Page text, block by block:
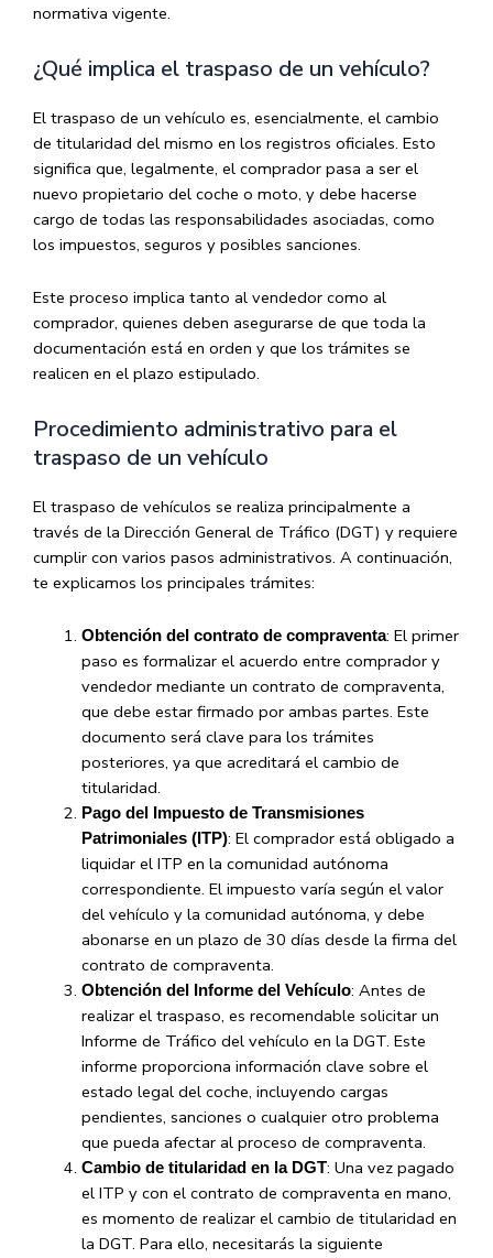
normativa vigente.
¿Qué implica el traspaso de un vehículo?
El traspaso de un vehículo es, esencialmente, el cambio
de titularidad del mismo en los registros oficiales. Esto
significa que, legalmente, el comprador pasa a ser el
nuevo propietario del coche o moto, y debe hacerse
cargo de todas las responsabilidades asociadas, como
los impuestos, seguros y posibles sanciones.
Este proceso implica tanto al vendedor como al
comprador, quienes deben asegurarse de que toda la
documentación está en orden y que los trámites se
realicen en el plazo estipulado.
Procedimiento administrativo para el
traspaso de un vehículo
El traspaso de vehículos se realiza principalmente a
través de la Dirección General de Tráfico (DGT) y requiere
cumplir con varios pasos administrativos. A continuación,
te explicamos los principales trámites:
Obtención del contrato de compraventa: El primer
paso es formalizar el acuerdo entre comprador y
vendedor mediante un contrato de compraventa,
que debe estar firmado por ambas partes. Este
documento será clave para los trámites
posteriores, ya que acreditará el cambio de
titularidad.
Pago del Impuesto de Transmisiones
Patrimoniales (ITP): El comprador está obligado a
liquidar el ITP en la comunidad autónoma
correspondiente. El impuesto varía según el valor
del vehículo y la comunidad autónoma, y debe
abonarse en un plazo de 30 días desde la firma del
contrato de compraventa.
Obtención del Informe del Vehículo: Antes de
realizar el traspaso, es recomendable solicitar un
Informe de Tráfico del vehículo en la DGT. Este
informe proporciona información clave sobre el
estado legal del coche, incluyendo cargas
pendientes, sanciones o cualquier otro problema
que pueda afectar al proceso de compraventa.
Cambio de titularidad en la DGT: Una vez pagado
el ITP y con el contrato de compraventa en mano,
es momento de realizar el cambio de titularidad en
la DGT. Para ello, necesitarás la siguiente